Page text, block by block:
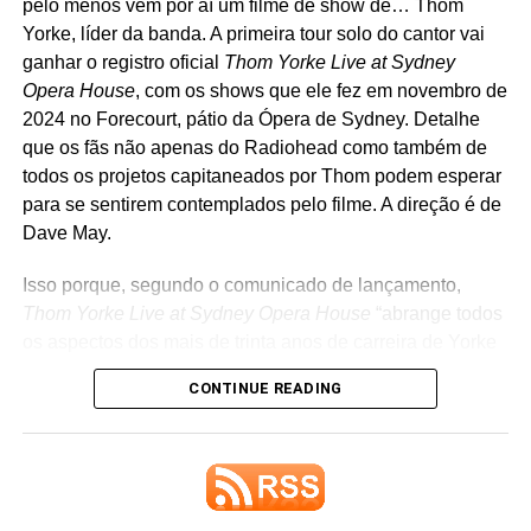
Artista revelação do ano:Olivia Dean. Não resenhamos
ela será a vencedora por causa de sua turnê
concorridíssima e cara que está a caminho, ainda que
seu disco não tenha entrado na lista de melhores discos
porque saiu tarde demais para isso. Como é um baita
disco pop, é uma aposta bem especial para a gente.
Quem mais concorre:Katseye, The Marias,
pelo menos vem por aí um filme de show de… Thom
Yorke, líder da banda. A primeira tour solo do cantor vai
ganhar o registro oficial Thom Yorke Live at Sydney
Opera House, com os shows que ele fez em novembro de
2024 no Forecourt, pátio da Ópera de Sydney. Detalhe
que os fãs não apenas do Radiohead como também de
todos os projetos capitaneados por Thom podem esperar
para se sentirem contemplados pelo filme. A direção é de
Dave May.
Isso porque, segundo o comunicado de lançamento,
Thom Yorke Live at Sydney Opera House
“abrange todos
como artista de gravação, desde uma versão acústica de
Let down(Radiohead), até faixas menos
álbuns solo com influências eletrônicas”. Ou seja: você
confere lá todo o baú de recordações do cantor, que
CONTINUE READING